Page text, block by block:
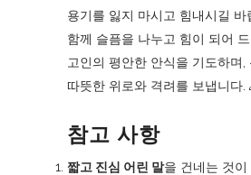
용기를 잃지 마시고 힘내시길 바
함께 슬픔을 나누고 힘이 되어
고인의 평안한 안식을 기도하며,
따뜻한 위로와 격려를 보냅니다.
참고 사항
짧고 진심 어린 말을 건네는 것이